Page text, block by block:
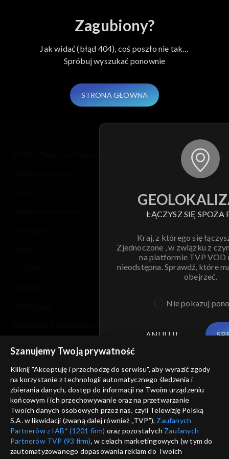
Zagubiony?
Jak widać (błąd 404), coś poszło nie tak…
Spróbuj wyszukać ponownie
STRONA GŁÓWNA
ŁĄCZYSZ SIĘ SPOZA
Kraj, z którego się
Zjednoczone , w związku z
na platformie TVP VOD
nieodstępna. Sprawdź, które
obejrzeć.
Nie pokazuj
ANULUJ
Szanujemy Twoją prywatność
Kliknij "Akceptuję i przechodzę do serwisu", aby wyrazić zgody
na korzystanie z technologii automatycznego śledzenia i
zbierania danych, dostęp do informacji na Twoim urządzeniu
końcowym i ich przechowywanie oraz na przetwarzanie
Twoich danych osobowych przez nas, czyli Telewizję Polską
S.A. w likwidacji (zwaną dalej również „TVP”), Zaufanych
Partnerów z IAB* (1201 firm) oraz pozostałych Zaufanych
Partnerów TVP (93 firm), w celach marketingowych (w tym do
zautomatyzowanego dopasowania reklam do Twoich